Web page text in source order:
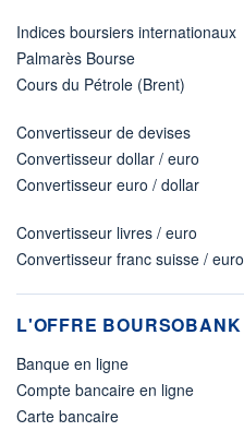
Indices boursiers internationaux
Palmarès Bourse
Cours du Pétrole (Brent)
Convertisseur de devises
Convertisseur dollar / euro
Convertisseur euro / dollar
Convertisseur livres / euro
Convertisseur franc suisse / euro
L'OFFRE BOURSOBANK
Banque en ligne
Compte bancaire en ligne
Carte bancaire